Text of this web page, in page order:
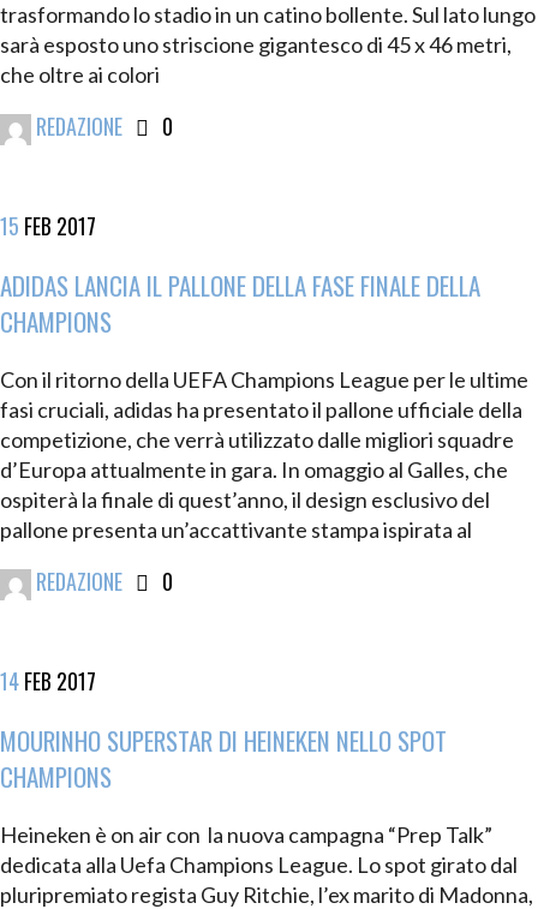
trasformando lo stadio in un catino bollente. Sul lato lungo
sarà esposto uno striscione gigantesco di 45 x 46 metri,
che oltre ai colori
REDAZIONE 0
15 FEB 2017
ADIDAS LANCIA IL PALLONE DELLA FASE FINALE DELLA
CHAMPIONS
Con il ritorno della UEFA Champions League per le ultime
fasi cruciali, adidas ha presentato il pallone ufficiale della
competizione, che verrà utilizzato dalle migliori squadre
d’Europa attualmente in gara. In omaggio al Galles, che
ospiterà la finale di quest’anno, il design esclusivo del
pallone presenta un’accattivante stampa ispirata al
REDAZIONE 0
14FEB 2017
MOURINHO SUPERSTAR DI HEINEKEN NELLO SPOT
CHAMPIONS
Heineken è on air con la nuova campagna “Prep Talk”
dedicata alla Uefa Champions League. Lo spot girato dal
pluripremiato regista Guy Ritchie, l’ex marito di Madonna,